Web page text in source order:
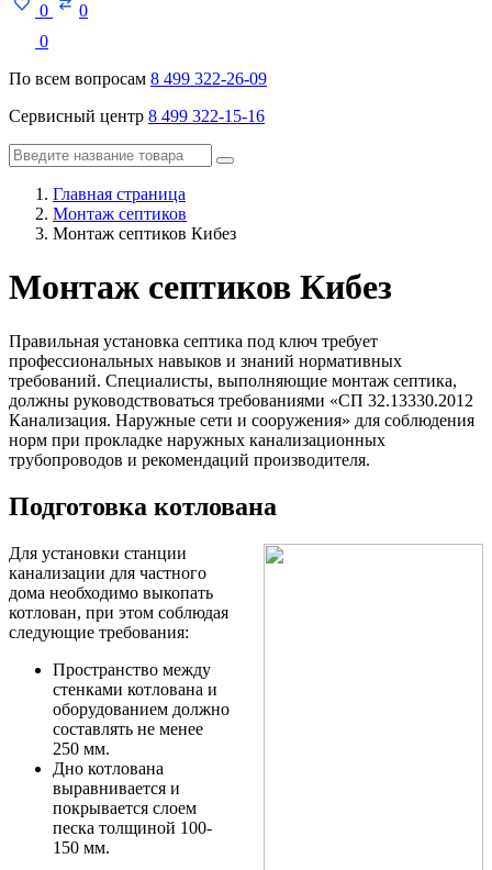
0
0
0
По всем вопросам 8 499 322-26-09
Сервисный центр 8 499 322-15-16
Главная страница
Монтаж септиков
Монтаж септиков Кибез
Монтаж септиков Кибез
Правильная установка септика под ключ требует
профессиональных навыков и знаний нормативных
требований. Специалисты, выполняющие монтаж септика,
должны руководствоваться требованиями «СП 32.13330.2012
Канализация. Наружные сети и сооружения» для соблюдения
норм при прокладке наружных канализационных
трубопроводов и рекомендаций производителя.
Подготовка котлована
Для установки станции
канализации для частного
дома необходимо выкопать
котлован, при этом соблюдая
следующие требования:
Пространство между
стенками котлована и
оборудованием должно
составлять не менее
250 мм.
Дно котлована
выравнивается и
покрывается слоем
песка толщиной 100-
150 мм.